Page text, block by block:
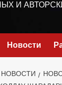
И
Новости
НОВОСТИ